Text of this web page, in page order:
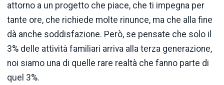
attorno a un progetto che piace, che ti impegna per
tante ore, che richiede molte rinunce, ma che alla fine
dà anche soddisfazione. Però, se pensate che solo il
3% delle attività familiari arriva alla terza generazione,
noi siamo una di quelle rare realtà che fanno parte di
quel 3%.